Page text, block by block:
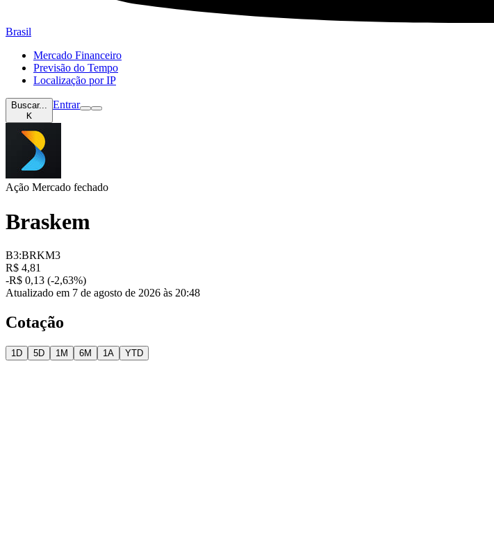
Brasil
Mercado Financeiro
Previsão do Tempo
Localização por IP
Buscar...
K
Entrar
Ação Mercado fechado
Braskem
B3:BRKM3
R$ 4,81
-R$ 0,13 (-2,63%)
Atualizado em 7 de agosto de 2026 às 20:48
Cotação
1D 5D 1M 6M 1A YTD